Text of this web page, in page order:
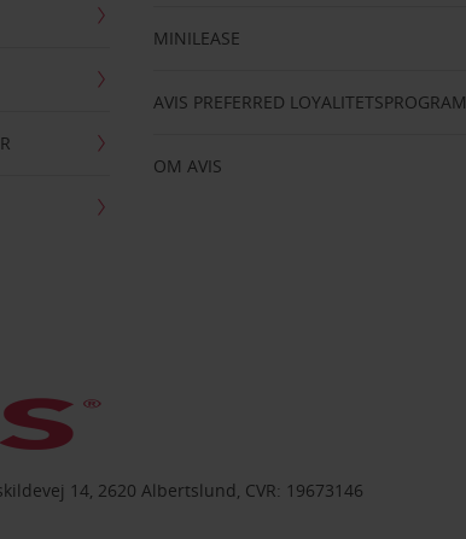
MINILEASE
AVIS PREFERRED LOYALITETSPROGRAM
OM AVIS
14, 2620 Albertslund, CVR: 19673146